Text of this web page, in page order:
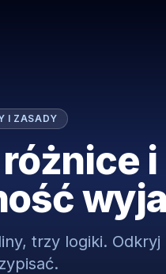
I ZASADY
różnice i
trzy logiki.